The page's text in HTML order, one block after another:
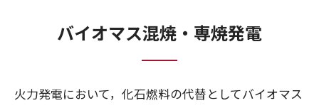
バイオマス混焼・専焼発電
火力発電において，化石燃料の代替としてバイオマス